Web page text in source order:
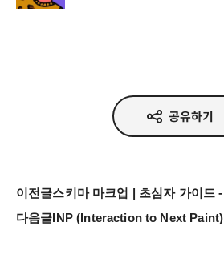
공유하기
이전글
다음글